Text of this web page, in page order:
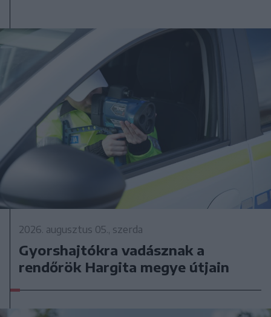
2026. augusztus 05., szerda
Gyorshajtókra vadásznak a
rendőrök Hargita megye útjain